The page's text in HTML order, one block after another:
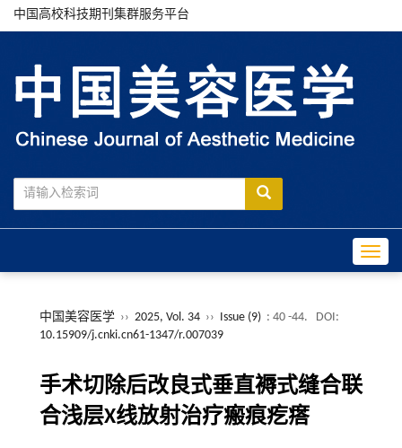
中国高校科技期刊集群服务平台
中国美容医学 ›› 2025, Vol. 34 ›› Issue (9) : 40 -44.
DOI:
10.15909/j.cnki.cn61-1347/r.007039
手术切除后改良式垂直褥式缝合联
合浅层X线放射治疗瘢痕疙瘩